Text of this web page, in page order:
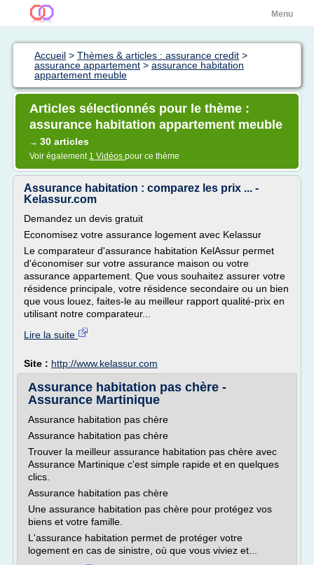
Menu
Accueil > Thèmes & articles : assurance credit >
assurance appartement > assurance habitation
appartement meuble
Articles sélectionnés pour le thème :
assurance habitation appartement meuble
→ 30 articles
Voir également 1 Vidéos pour ce thème
Assurance habitation : comparez les prix ... -
Kelassur.com
Demandez un devis gratuit
Economisez votre assurance logement avec Kelassur
Le comparateur d'assurance habitation KelAssur permet
d'économiser sur votre assurance maison ou votre
assurance appartement. Que vous souhaitez assurer votre
résidence principale, votre résidence secondaire ou un bien
que vous louez, faites-le au meilleur rapport qualité-prix en
utilisant notre comparateur...
Lire la suite
Site : http://www.kelassur.com
Assurance habitation pas chère -
Assurance Martinique
Assurance habitation pas chère
Assurance habitation pas chère
Trouver la meilleur assurance habitation pas chère avec
Assurance Martinique c'est simple rapide et en quelques
clics.
Assurance habitation pas chère
Une assurance habitation pas chère pour protégez vos
biens et votre famille.
L'assurance habitation permet de protéger votre
logement en cas de sinistre, où que vous viviez et...